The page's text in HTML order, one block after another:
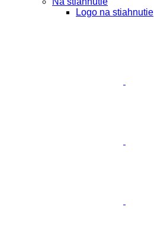
Logo na stiahnutie